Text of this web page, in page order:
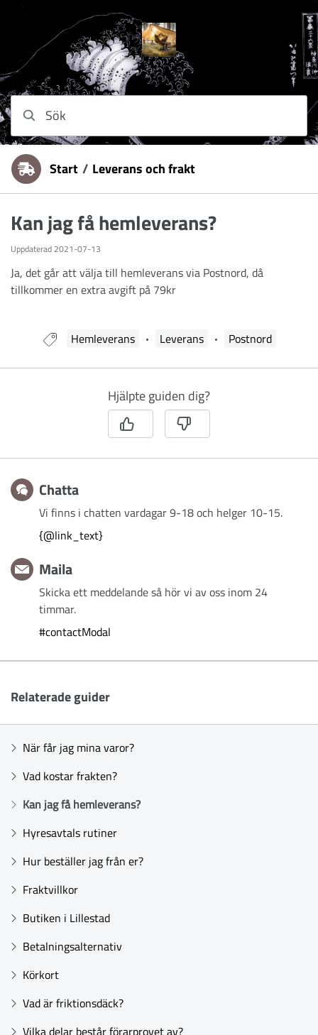
Du är här:Start / Leverans och frakt
Kan jag få hemleverans?
Uppdaterad 2021-07-13
Ja, det går att välja till hemleverans via Postnord, då
tillkommer en extra avgift på 79kr
Guide taggad med:
Hemleverans Leverans Postnord
Hjälpte guiden dig?
Chatta
Vi finns i chatten vardagar 9-18 och helger 10-15.
{@link_text}
Maila
Skicka ett meddelande så hör vi av oss inom 24
timmar.
#contactModal
Relaterade guider
När får jag mina varor?
Vad kostar frakten?
Kan jag få hemleverans?
Hyresavtals rutiner
Hur beställer jag från er?
Fraktvillkor
Butiken i Lillestad
Betalningsalternativ
Körkort
Vad är friktionsdäck?
Vilka delar består förarprovet av?